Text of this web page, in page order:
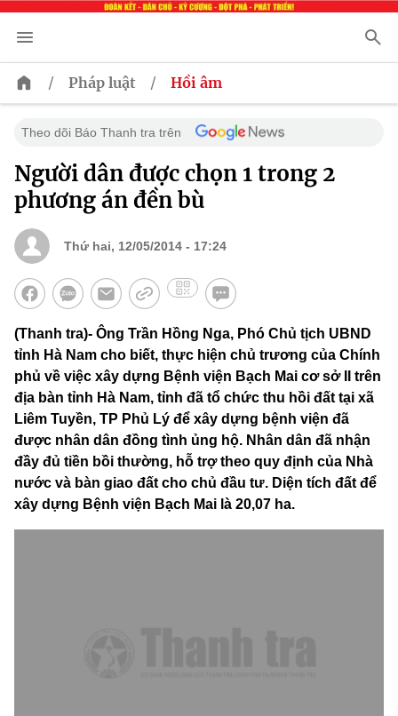
/ Pháp luật / Hồi âm
Theo dõi Báo Thanh tra trên
Người dân được chọn 1 trong 2
phương án đền bù
Thứ hai, 12/05/2014 - 17:24
(Thanh tra)- Ông Trần Hồng Nga, Phó Chủ tịch UBND
tỉnh Hà Nam cho biết, thực hiện chủ trương của Chính
phủ về việc xây dựng Bệnh viện Bạch Mai cơ sở II trên
địa bàn tỉnh Hà Nam, tỉnh đã tổ chức thu hồi đất tại xã
Liêm Tuyền, TP Phủ Lý để xây dựng bệnh viện đã
được nhân dân đồng tình ủng hộ. Nhân dân đã nhận
đầy đủ tiền bồi thường, hỗ trợ theo quy định của Nhà
nước và bàn giao đất cho chủ đầu tư. Diện tích đất để
xây dựng Bệnh viện Bạch Mai là 20,07 ha.